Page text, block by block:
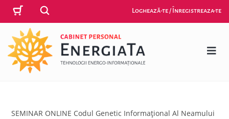
Loghează-te / Înregistreaza-te
SEMINAR ONLINE Codul Genetic Informațional Al Neamului